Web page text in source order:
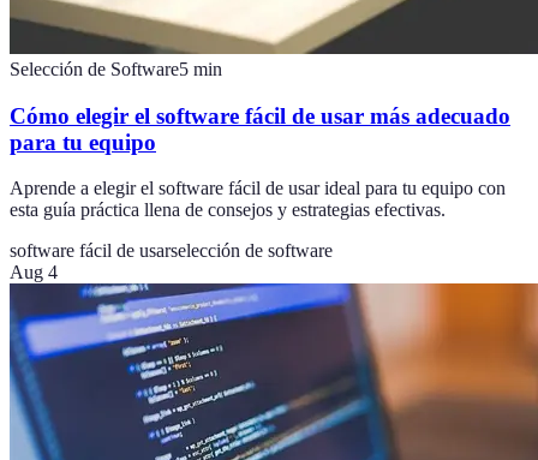
Selección de Software5 min
Cómo elegir el software fácil de usar más adecuado
para tu equipo
Aprende a elegir el software fácil de usar ideal para tu equipo con
esta guía práctica llena de consejos y estrategias efectivas.
software fácil de usarselección de software
Aug 4